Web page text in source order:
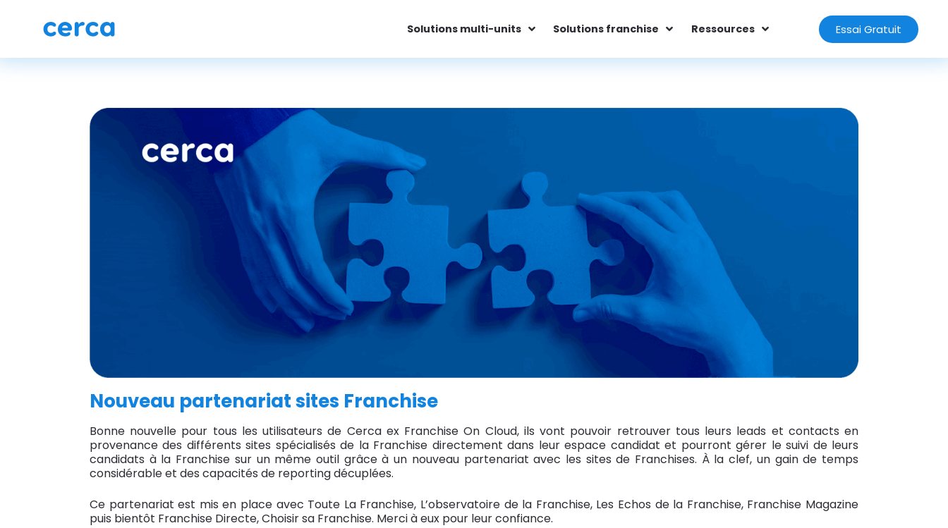
Solutions multi-units Solutions franchise Ressources Essai Gratuit
Nouveau partenariat sites Franchise
Bonne nouvelle pour tous les utilisateurs de Cerca ex Franchise On Cloud, ils vont pouvoir retrouver tous leurs leads et contacts en
provenance des différents sites spécialisés de la Franchise directement dans leur espace candidat et pourront gérer le suivi de leurs
candidats à la Franchise sur un même outil grâce à un nouveau partenariat avec les sites de Franchises. À la clef, un gain de temps
considérable et des capacités de reporting décuplées.
Ce partenariat est mis en place avec Toute La Franchise, L’observatoire de la Franchise, Les Echos de la Franchise, Franchise Magazine
puis bientôt Franchise Directe, Choisir sa Franchise. Merci à eux pour leur confiance.